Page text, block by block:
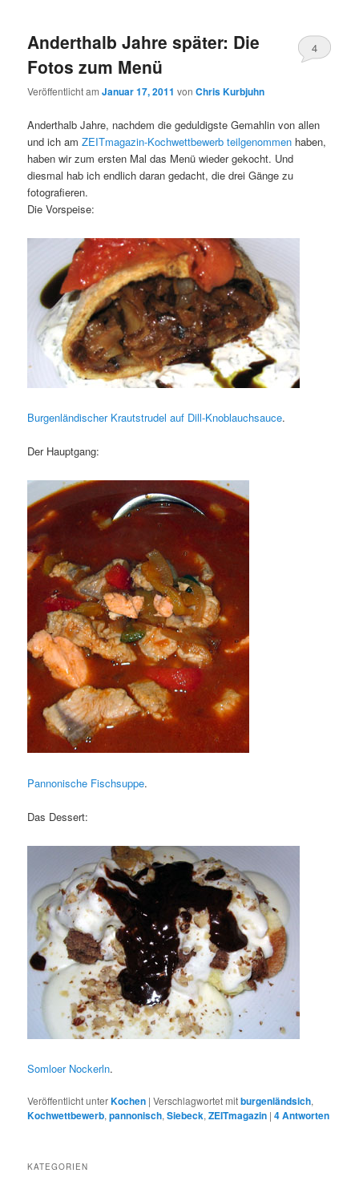
Anderthalb Jahre später: Die
Fotos zum Menü
Veröffentlicht amJanuar 17, 2011 vonChris Kurbjuhn
4
Anderthalb Jahre, nachdem die geduldigste Gemahlin von allen
und ich amZEITmagazin-Kochwettbewerb teilgenommen haben,
haben wir zum ersten Mal das Menü wieder gekocht. Und
diesmal hab ich endlich daran gedacht, die drei Gänge zu
fotografieren.
Die Vorspeise:
Burgenländischer Krautstrudel auf Dill-Knoblauchsauce.
Der Hauptgang:
Pannonische Fischsuppe.
Das Dessert:
Somloer Nockerln.
Veröffentlicht unterKochen |Verschlagwortet mitburgenländsich,
Kochwettbewerb,pannonisch,Siebeck,ZEITmagazin |4Antworten
KATEGORIEN